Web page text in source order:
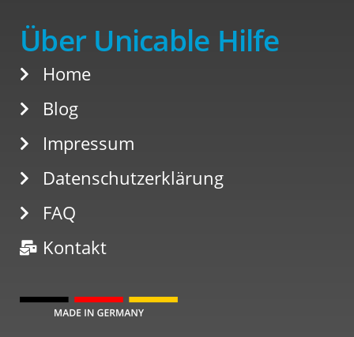
Über Unicable Hilfe
Home
Blog
Impressum
Datenschutzerklärung
FAQ
Kontakt